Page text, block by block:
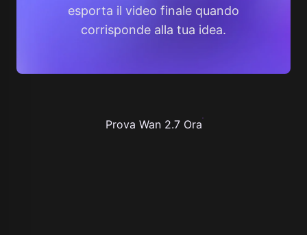
esporta il video finale quando
corrisponde alla tua idea.
Prova Wan 2.7 Ora